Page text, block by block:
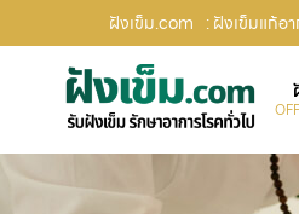
ฝังเข็ม.com : ฝังเข็มแก้อ